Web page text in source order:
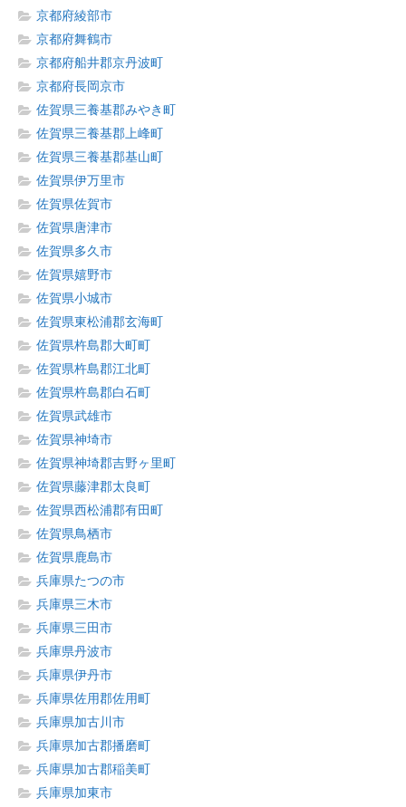
京都府綾部市
京都府舞鶴市
京都府船井郡京丹波町
京都府長岡京市
佐賀県三養基郡みやき町
佐賀県三養基郡上峰町
佐賀県三養基郡基山町
佐賀県伊万里市
佐賀県佐賀市
佐賀県唐津市
佐賀県多久市
佐賀県嬉野市
佐賀県小城市
佐賀県東松浦郡玄海町
佐賀県杵島郡大町町
佐賀県杵島郡江北町
佐賀県杵島郡白石町
佐賀県武雄市
佐賀県神埼市
佐賀県神埼郡吉野ヶ里町
佐賀県藤津郡太良町
佐賀県西松浦郡有田町
佐賀県鳥栖市
佐賀県鹿島市
兵庫県たつの市
兵庫県三木市
兵庫県三田市
兵庫県丹波市
兵庫県伊丹市
兵庫県佐用郡佐用町
兵庫県加古川市
兵庫県加古郡播磨町
兵庫県加古郡稲美町
兵庫県加東市